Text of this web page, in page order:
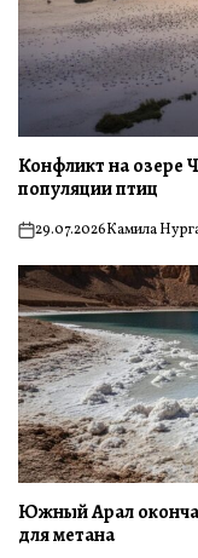
Конфликт на озере
популяции птиц
on29.07.2026Камила
Южный Арал
для метана